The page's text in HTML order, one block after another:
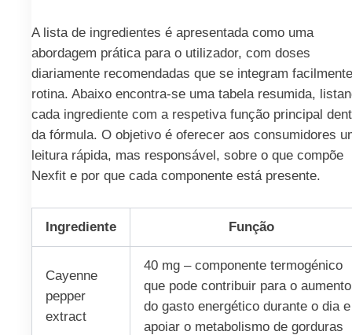
A lista de ingredientes é apresentada como uma
abordagem prática para o utilizador, com doses
diariamente recomendadas que se integram
rotina. Abaixo encontra-se uma tabela resumida,
cada ingrediente com a respetiva função principal
da fórmula. O objetivo é oferecer aos consumidores
leitura rápida, mas responsável, sobre o que compõe
Nexfit e por que cada componente está presente.
Ingrediente Função
Cayenne
pepper
extract
40 mg – componente termogénico
que pode contribuir para o aumento
do gasto energético durante o dia e
apoiar o metabolismo de gorduras